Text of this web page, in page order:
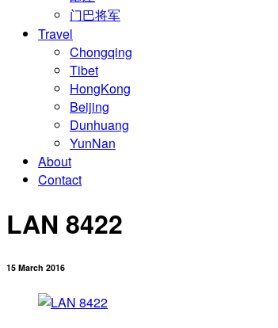
门巴将军
Travel
Chongqing
Tibet
HongKong
Beijing
Dunhuang
YunNan
About
Contact
LAN 8422
15 March 2016